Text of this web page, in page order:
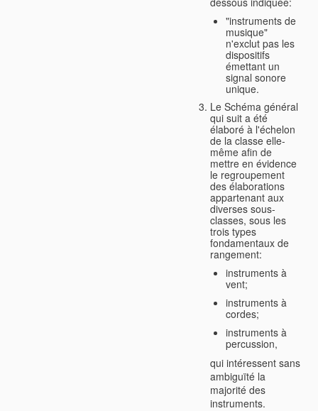
"instruments de
musique"
n'exclut pas les
dispositifs
émettant un
signal sonore
unique.
Le Schéma général
qui suit a été
élaboré à l'échelon
de la classe elle-
même afin de
mettre en évidence
le regroupement
des élaborations
appartenant aux
diverses sous-
classes, sous les
trois types
fondamentaux de
rangement:
instruments à
vent;
instruments à
cordes;
instruments à
percussion,
qui intéressent sans
ambiguïté la
majorité des
instruments.